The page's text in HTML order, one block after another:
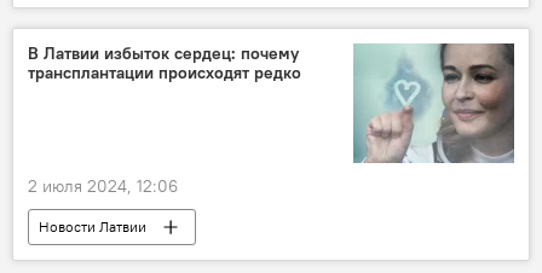
Золитудская трагедия
население
В Латвии избыток сердец: почему
трансплантации происходят редко
2 июля 2024, 12:06
Новости Латвии
Клиническая больница имени Паула Страдыня